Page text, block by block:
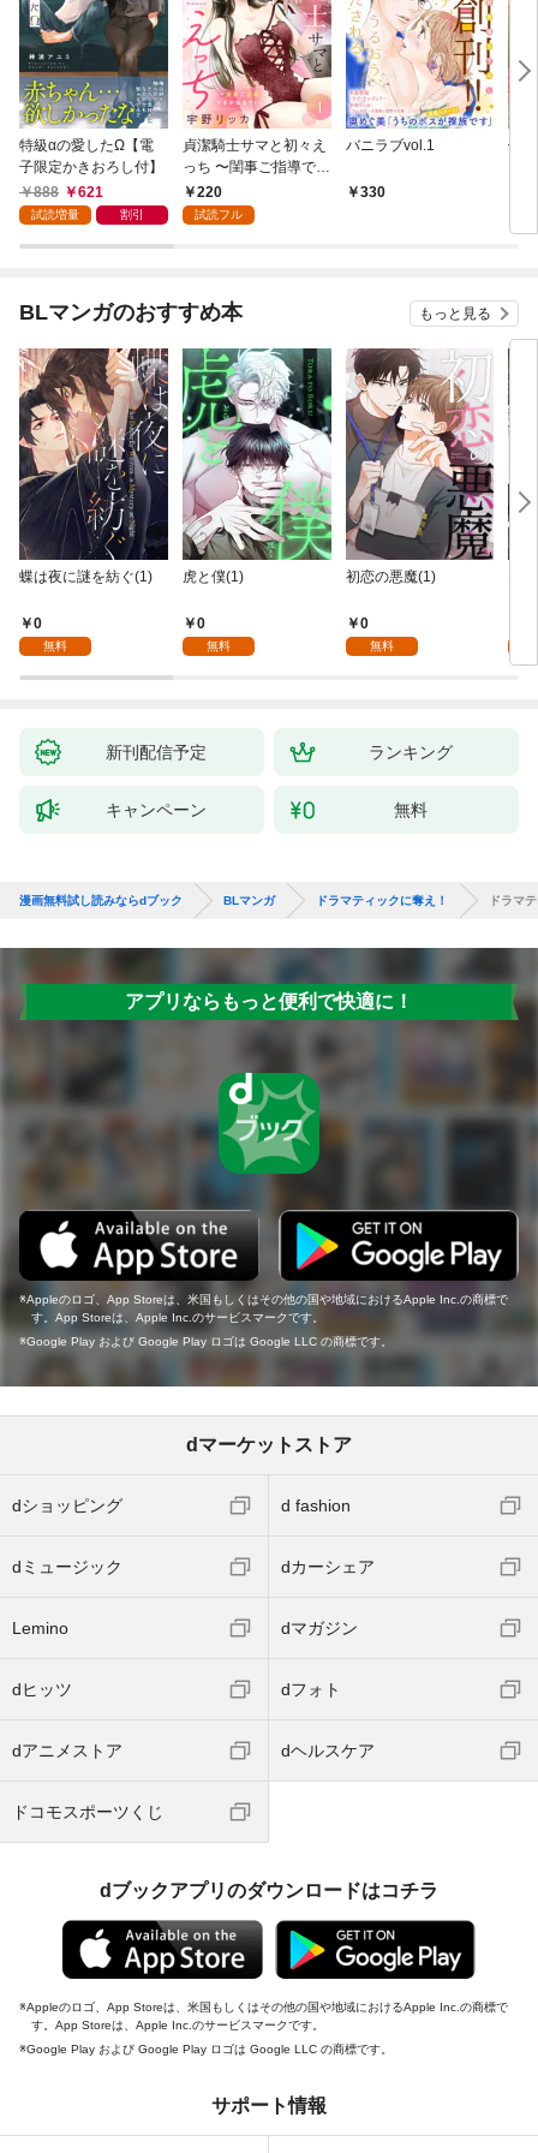
特級αの愛したΩ【電
子限定かきおろし付】
888
621
試読増量 割引
貞潔騎士サマと初々え
っち 〜閨事ご指導でき
かねます！〜（1）
220
試読フル
バニラブvol.1
330
偽
BLマンガのおすすめ本 もっと見る
蝶は夜に謎を紡ぐ(1)
0
無料
虎と僕(1)
0
無料
初恋の悪魔(1)
0
無料
新刊配信予定 ランキング
キャンペーン 無料
漫画無料試し読みならdブック BLマンガ ドラマティックに奪え！ ドラマ
アプリならもっと便利で快適に！
Appleのロゴ、App Storeは、米国もしくはその他の国や地域におけるApple Inc.の商標で
す。App Storeは、Apple Inc.のサービスマークです。
Google Play および Google Play ロゴは Google LLC の商標です。
dマーケットストア
dショッピング d fashion
dミュージック dカーシェア
Lemino dマガジン
dヒッツ dフォト
dアニメストア dヘルスケア
ドコモスポーツくじ
dブックアプリのダウンロードはコチラ
Appleのロゴ、App Storeは、米国もしくはその他の国や地域におけるApple Inc.の商標で
す。App Storeは、Apple Inc.のサービスマークです。
Google Play および Google Play ロゴは Google LLC の商標です。
サポート情報